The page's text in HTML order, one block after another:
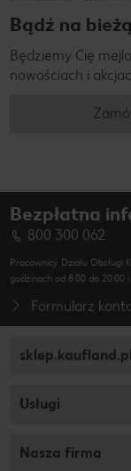
Bądź na
Będziemy Cię
nowościach i
Bezpłatna
800 300 062
Pracownicy Działu Obsługi
godzinach od 8.00 do 20.00
Formularz
sklep.kaufland.pl
Usługi
Nasza firma